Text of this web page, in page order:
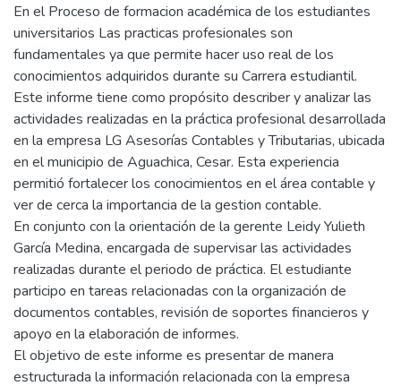
En el Proceso de formacion académica de los estudiantes
universitarios Las practicas profesionales son
fundamentales ya que permite hacer uso real de los
conocimientos adquiridos durante su Carrera estudiantil.
Este informe tiene como propósito describer y analizar las
actividades realizadas en la práctica profesional desarrollada
en la empresa LG Asesorías Contables y Tributarias, ubicada
en el municipio de Aguachica, Cesar. Esta experiencia
permitió fortalecer los conocimientos en el área contable y
ver de cerca la importancia de la gestion contable.
En conjunto con la orientación de la gerente Leidy Yulieth
García Medina, encargada de supervisar las actividades
realizadas durante el periodo de práctica. El estudiante
participo en tareas relacionadas con la organización de
documentos contables, revisión de soportes financieros y
apoyo en la elaboración de informes.
El objetivo de este informe es presentar de manera
estructurada la información relacionada con la empresa